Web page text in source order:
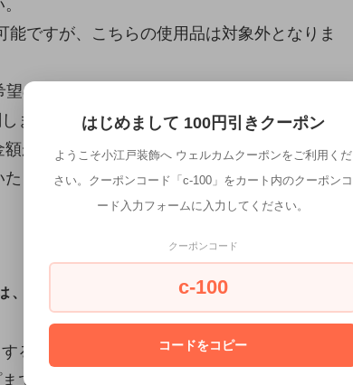
ですが、こちらの使用品は対象外となりま
の場合はご相談ください。
ましては、送料は別途お見積りとさせていた
が設定されていますが、その金額ではなく、
します。
、以下にご注意ください。
ると、「利用できるお届け方法がないため、
でお問い合わせください。」と言うメッセー
はじめまして 100円引きクーポン
ようこそ小江戸装飾へ ウェルカムクーポンをご利用くだ
さい。クーポンコード「c-100」をカート内のクーポンコ
ード入力フォームに入力してください。
クーポンコード
c-100
コードをコピー